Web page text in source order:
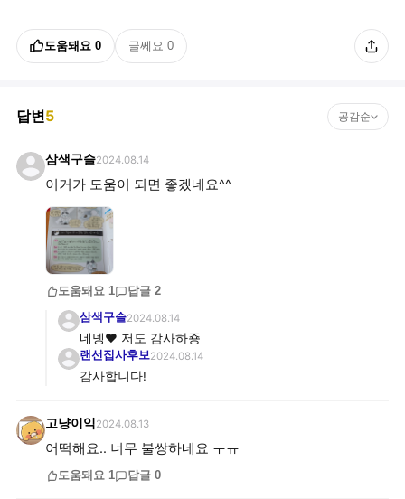
도움돼요 0 글쎄요 0
답변5 공감순
삼색구슬2024.08.14
이거가 도움이 되면 좋겠네요^^
도움돼요 1 답글 2
삼색구슬2024.08.14
네넹❤ 저도 감사하죵
랜선집사후보2024.08.14
감사합니다!
고냥이익 2024.08.13
어떡해요.. 너무 불쌍하네요 ㅜㅠ
도움돼요 1 답글 0